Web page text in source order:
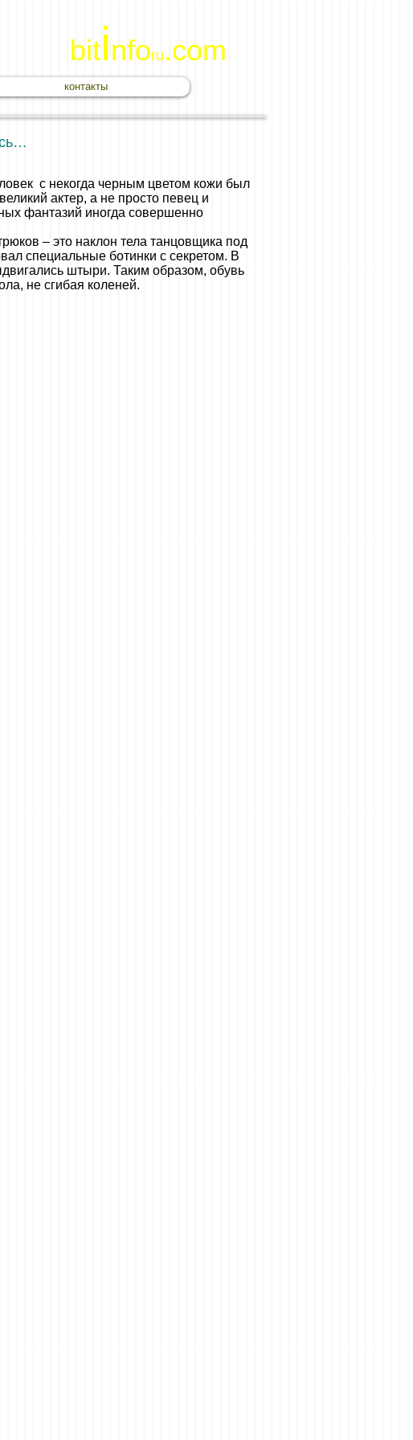
bitinforu .com
контакты
с некогда черным цветом кожи был
актер, а не просто певец и
фантазий иногда совершенно
– это наклон тела танцовщика под
специальные ботинки с секретом. В
штыри. Таким образом, обувь
не сгибая коленей.